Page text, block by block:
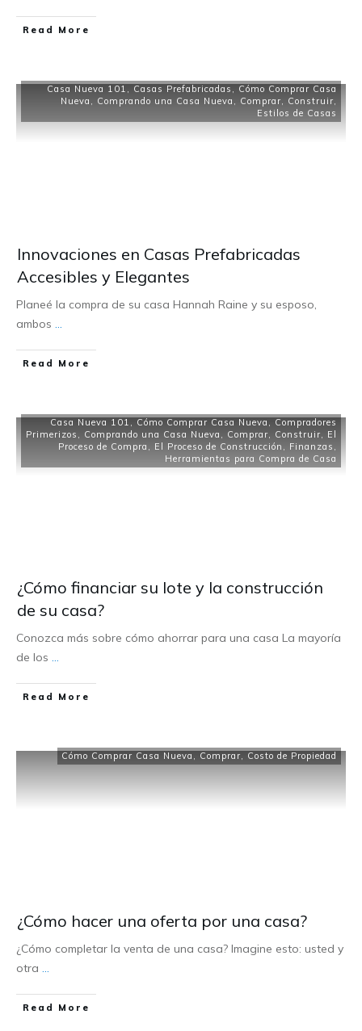
Read More
Casa Nueva 101 , Casas Prefabricadas , Cómo Comprar Casa
Nueva , Comprando una Casa Nueva , Comprar, Construir,
Estilos de Casas
Innovaciones en Casas Prefabricadas
Accesibles y Elegantes
Planeé la compra de su casa Hannah Raine y su esposo,
ambos ...
Read More
Casa Nueva 101 , Cómo Comprar Casa Nueva , Compradores
Primerizos , Comprando una Casa Nueva , Comprar, Construir, El
Proceso de Compra , El Proceso de Construcción , Finanzas ,
Herramientas para Compra de Casa
¿Cómo financiar su lote y la construcción
de su casa?
Conozca más sobre cómo ahorrar para una casa La mayoría
de los ...
Read More
Cómo Comprar Casa Nueva , Comprar, Costo de Propiedad
¿Cómo hacer una oferta por una casa?
¿Cómo completar la venta de una casa? Imagine esto: usted y
otra ...
Read More